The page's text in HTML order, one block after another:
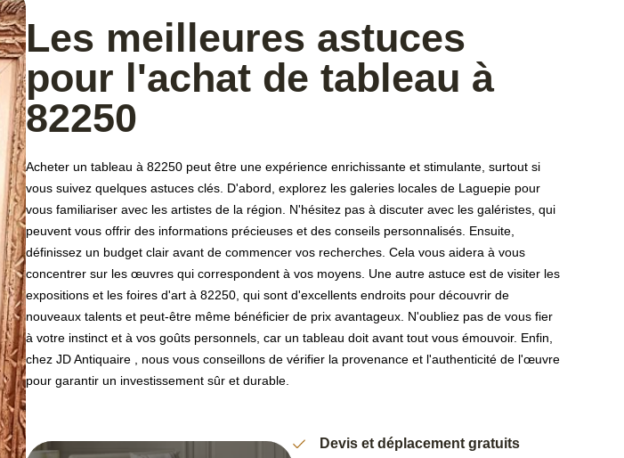
Les meilleures astuces
pour l'achat de tableau à
82250
Acheter un tableau à 82250 peut être une expérience enrichissante et stimulante, surtout si
vous suivez quelques astuces clés. D'abord, explorez les galeries locales de Laguepie pour
vous familiariser avec les artistes de la région. N'hésitez pas à discuter avec les galéristes, qui
peuvent vous offrir des informations précieuses et des conseils personnalisés. Ensuite,
définissez un budget clair avant de commencer vos recherches. Cela vous aidera à vous
concentrer sur les œuvres qui correspondent à vos moyens. Une autre astuce est de visiter les
expositions et les foires d'art à 82250, qui sont d'excellents endroits pour découvrir de
nouveaux talents et peut-être même bénéficier de prix avantageux. N'oubliez pas de vous fier
à votre instinct et à vos goûts personnels, car un tableau doit avant tout vous émouvoir. Enfin,
chez JD Antiquaire , nous vous conseillons de vérifier la provenance et l'authenticité de l'œuvre
pour garantir un investissement sûr et durable.
Devis et déplacement gratuits